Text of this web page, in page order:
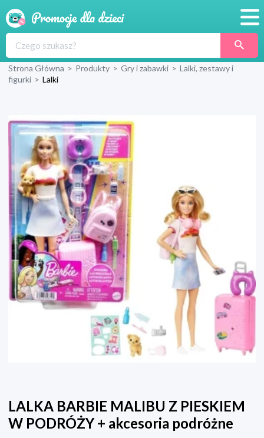
Produkty
Blog
Wyprawka
Strona Główna > Produkty > Gry i zabawki > Lalki, zestawy i
figurki > Lalki
LALKA BARBIE MALIBU Z PIESKIEM
W PODRÓŻY + akcesoria podróżne